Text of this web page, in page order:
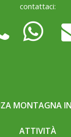
contattaci:
MONTAGNA
ATTIVITÀ